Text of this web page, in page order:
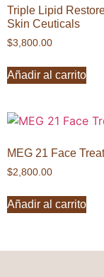
Triple Lipid
Skin Ceuticals
$3,800.00
Añadir al carrito
MEG 21 Face
$2,800.00
Añadir al carrito